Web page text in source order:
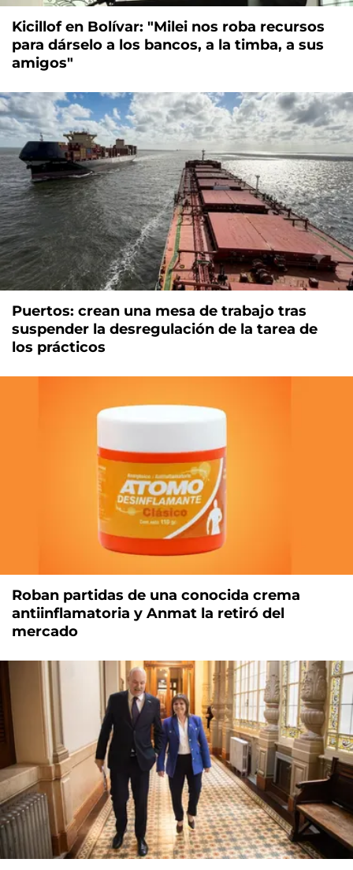
Kicillof en Bolívar: "Milei nos roba recursos
para dárselo a los bancos, a la timba, a sus
amigos"
Puertos: crean una mesa de trabajo tras
suspender la desregulación de la tarea de
los prácticos
Roban partidas de una conocida crema
antiinflamatoria y Anmat la retiró del
mercado